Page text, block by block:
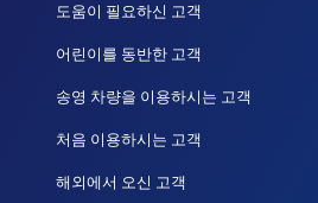
도움이 필요하신 고객
어린이를 동반한 고객
송영 차량을 이용하시는 고객
처음 이용하시는 고객
해외에서 오신 고객